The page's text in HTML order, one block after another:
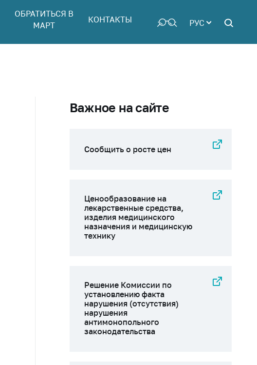
ОБРАТИТЬСЯ В
МАРТ
КОНТАКТЫ РУС
Важное на сайте
Сообщить о росте цен
Ценообразование на
лекарственные средства,
изделия медицинского
назначения и медицинскую
технику
Решение Комиссии по
установлению факта
нарушения (отсутствия)
нарушения
антимонопольного
законодательства